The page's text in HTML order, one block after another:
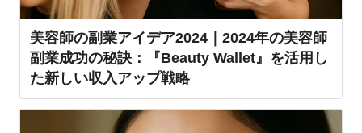
美容師の副業アイデア2024｜2024年の美容師
副業成功の秘訣：『Beauty Wallet』を活用し
た新しい収入アップ戦略